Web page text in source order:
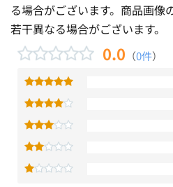
る場合がございます。商品画像
若干異なる場合がございます。
0.0 （0件）